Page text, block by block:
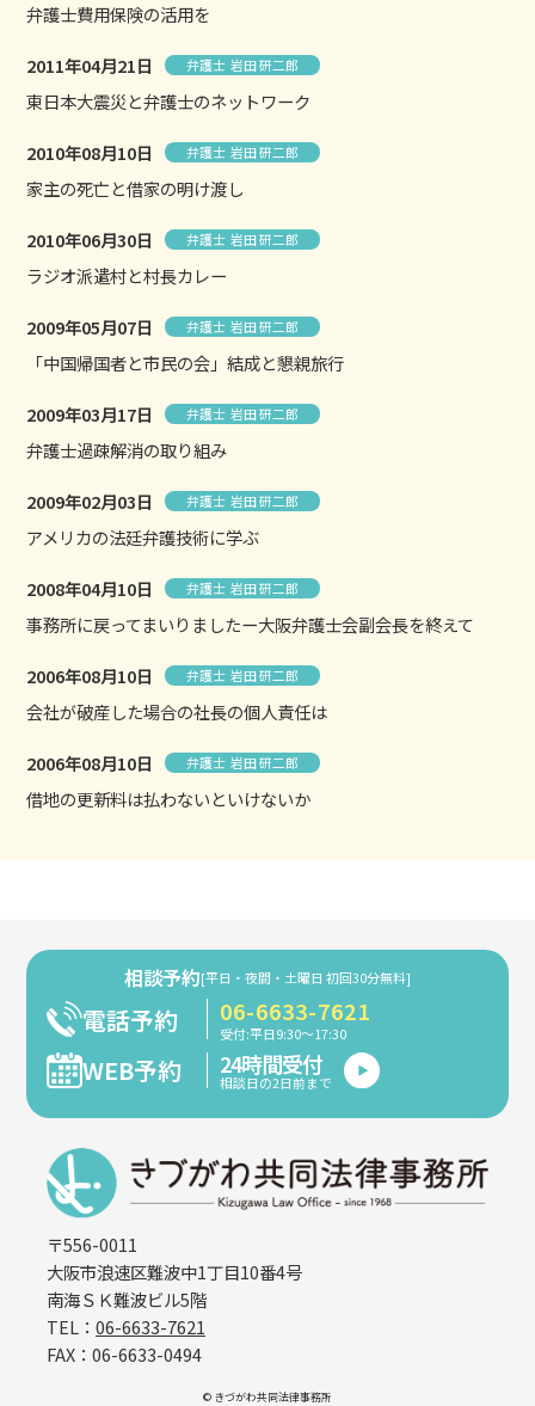
弁護士費用保険の活用を
2011年04月21日 弁護士 岩田 研二郎
東日本大震災と弁護士のネットワーク
2010年08月10日 弁護士 岩田 研二郎
家主の死亡と借家の明け渡し
2010年06月30日 弁護士 岩田 研二郎
ラジオ派遣村と村長カレー
2009年05月07日 弁護士 岩田 研二郎
「中国帰国者と市民の会」結成と懇親旅行
2009年03月17日 弁護士 岩田 研二郎
弁護士過疎解消の取り組み
2009年02月03日 弁護士 岩田 研二郎
アメリカの法廷弁護技術に学ぶ
2008年04月10日 弁護士 岩田 研二郎
事務所に戻ってまいりましたー大阪弁護士会副会長を終えて
2006年08月10日 弁護士 岩田 研二郎
会社が破産した場合の社長の個人責任は
2006年08月10日 弁護士 岩田 研二郎
借地の更新料は払わないといけないか
相談予約[平日・夜間・土曜日 初回30分無料]
電話予約 06-6633-7621
受付:平日9:30～17:30
WEB予約 24時間受付
相談日の2日前まで
〒556-0011
大阪市浪速区難波中1丁目10番4号
南海ＳＫ難波ビル5階
TEL： 06-6633-7621
FAX：06-6633-0494
© きづがわ共同法律事務所